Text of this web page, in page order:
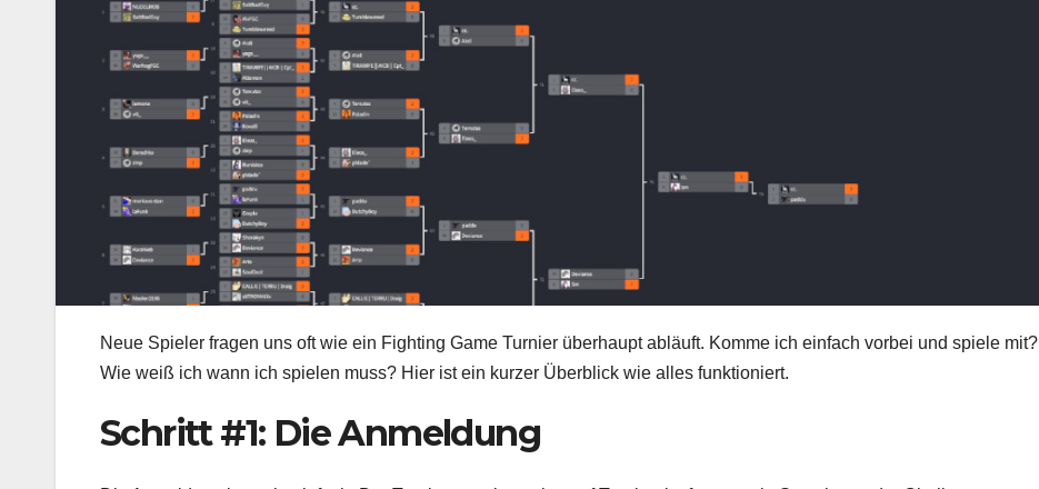
Neue Spieler fragen uns oft wie ein Fighting Game Turnier überhaupt abläuft. Komme ich einfach vorbei und spiele mit?
Wie weiß ich wann ich spielen muss? Hier ist ein kurzer Überblick wie alles funktioniert.
Schritt #1: Die Anmeldung